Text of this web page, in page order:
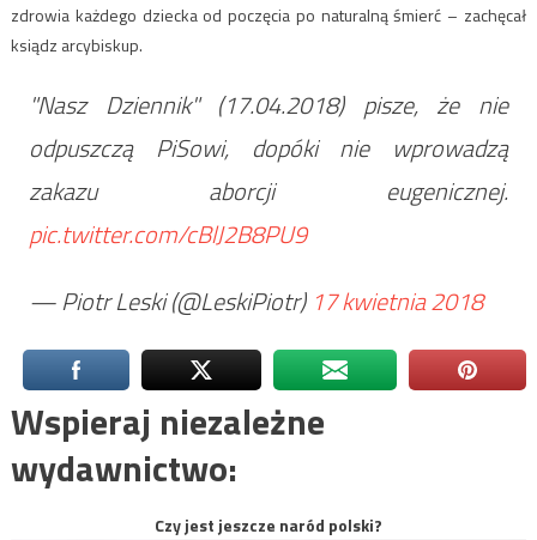
zdrowia każdego dziecka od poczęcia po naturalną śmierć – zachęcał
ksiądz arcybiskup.
"Nasz Dziennik" (17.04.2018) pisze, że nie
odpuszczą PiSowi, dopóki nie wprowadzą
zakazu aborcji eugenicznej.
pic.twitter.com/cBlJ2B8PU9
— Piotr Leski (@LeskiPiotr) 17 kwietnia 2018
Wspieraj niezależne
wydawnictwo:
Czy jest jeszcze naród polski?